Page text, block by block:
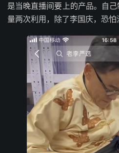
是当晚直播间要上的产品。自
量两次利用，除了李国庆，恐怕